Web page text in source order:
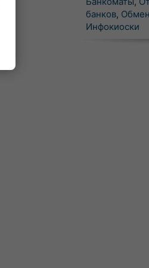
банков,
Инфокиоски